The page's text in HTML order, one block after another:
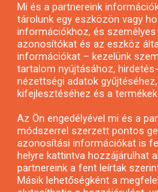
Pályázatírás civil
Pályázatírás
Pályázatfigyelés
Specifikus pályázatfigyelés
Pályázatok
Pályázatok civil
Mi és a partnereink
tárolunk egy eszközön vagy
információkhoz, és
azonosítókat és az eszköz
információkat – kezelünk
tartalom nyújtásához,
nézettségi adatok
kifejlesztéséhez és a
Az Ön engedélyével mi és a
módszerrel szerzett pontos
azonosítási információkat is
helyre kattintva hozzájárulhat
partnereink a fent leírtak
Másik lehetőségként a